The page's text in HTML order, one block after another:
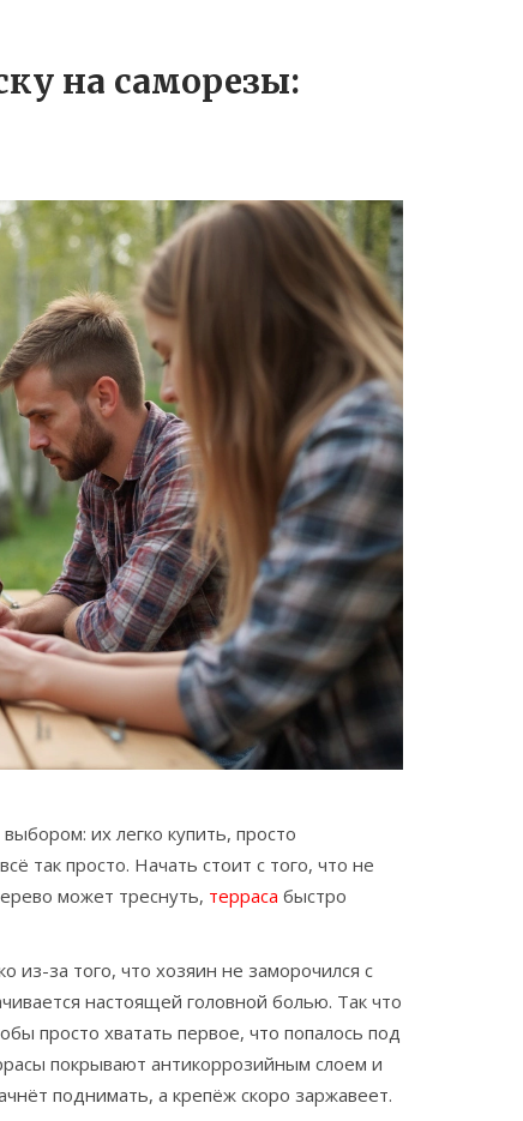
на саморезы:
их легко купить, просто
так просто. Начать стоит с того, что не
может треснуть, терраса быстро
из-за того, что хозяин не заморочился с
настоящей головной болью. Так что
просто хватать первое, что попалось под
покрывают антикоррозийным слоем и
поднимать, а крепёж скоро заржавеет.